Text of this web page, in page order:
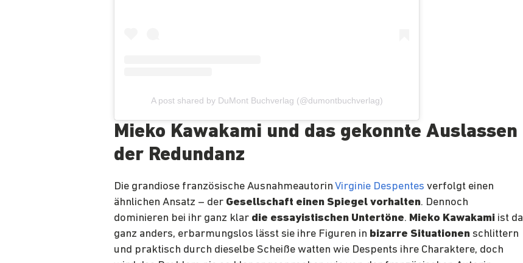
A post shared by DuMont Buchverlag (@dumontbuchverlag)
Mieko Kawakami und das gekonnte Auslassen
der Redundanz
Die grandiose französische Ausnahmeautorin Virginie Despentes verfolgt einen
ähnlichen Ansatz – der Gesellschaft einen Spiegel vorhalten. Dennoch
dominieren bei ihr ganz klar die essayistischen Untertöne. Mieko Kawakami ist da
ganz anders, erbarmungslos lässt sie ihre Figuren in bizarre Situationen schlittern
und praktisch durch dieselbe Scheiße watten wie Despents ihre Charaktere, doch